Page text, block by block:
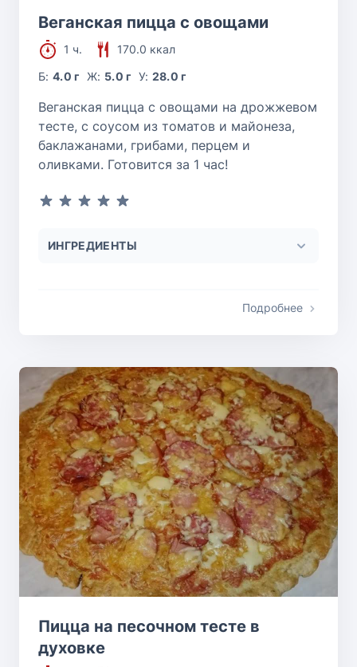
Веганская пицца с овощами
1 ч.
170.0 ккал
Б:4.0 г Ж: 5.0 г У: 28.0 г
Веганская пицца с овощами на дрожжевом
тесте, с соусом из томатов и майонеза,
баклажанами, грибами, перцем и
оливками. Готовится за 1 час!
ИНГРЕДИЕНТЫ
Подробнее
Пицца на песочном тесте в
духовке